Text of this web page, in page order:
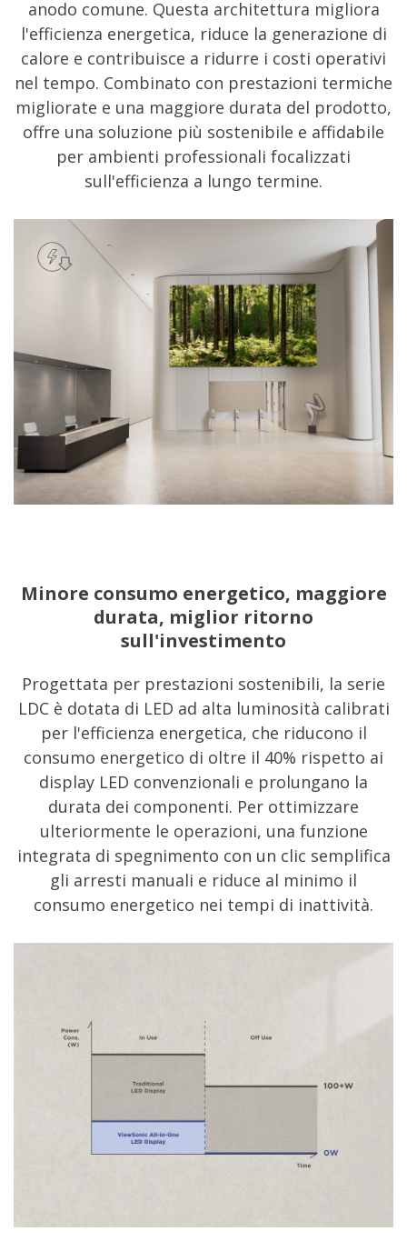
anodo comune. Questa architettura migliora
l'efficienza energetica, riduce la generazione di
calore e contribuisce a ridurre i costi operativi
nel tempo. Combinato con prestazioni termiche
migliorate e una maggiore durata del prodotto,
offre una soluzione più sostenibile e affidabile
per ambienti professionali focalizzati
sull'efficienza a lungo termine.
Minore consumo energetico, maggiore
durata, miglior ritorno
sull'investimento
Progettata per prestazioni sostenibili, la serie
LDC è dotata di LED ad alta luminosità calibrati
per l'efficienza energetica, che riducono il
consumo energetico di oltre il 40% rispetto ai
display LED convenzionali e prolungano la
durata dei componenti. Per ottimizzare
ulteriormente le operazioni, una funzione
integrata di spegnimento con un clic semplifica
gli arresti manuali e riduce al minimo il
consumo energetico nei tempi di inattività.